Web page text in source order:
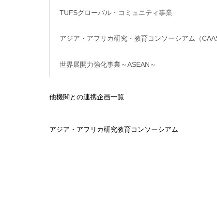
TUFSグローバル・コミュニティ事業
アジア・アフリカ研究・教育コンソーシアム（
世界展開力強化事業～ASEAN～
他機関との連携企画一覧
アジア・アフリカ研究教育コンソーシアム